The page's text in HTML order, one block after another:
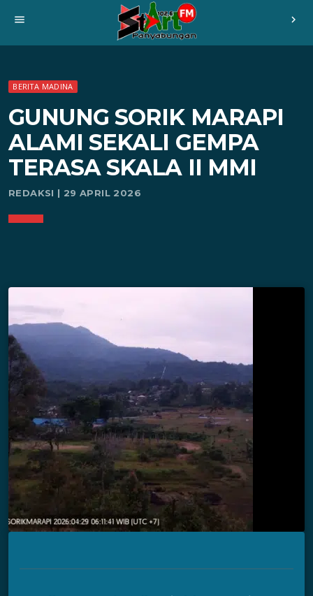
menu chevron_right
BERITA MADINA
GUNUNG SORIK MARAPI
ALAMI SEKALI GEMPA
TERASA SKALA II MMI
REDAKSI | 29 APRIL 2026